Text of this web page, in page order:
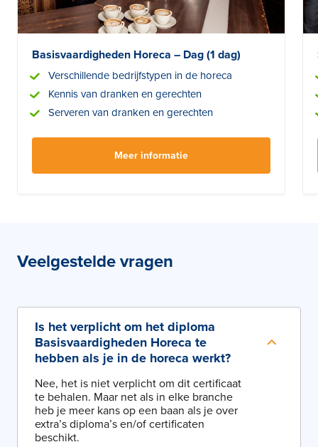
Basisvaardigheden Horeca – Dag (1 dag)
Verschillende bedrijfstypen in de horeca
Kennis van dranken en gerechten
Serveren van dranken en gerechten
Meer informatie
Veelgestelde vragen
Is het verplicht om het diploma
Basisvaardigheden Horeca te
hebben als je in de horeca werkt?
Nee, het is niet verplicht om dit certificaat
te behalen. Maar net als in elke branche
heb je meer kans op een baan als je over
extra’s diploma’s en/of certificaten
beschikt.